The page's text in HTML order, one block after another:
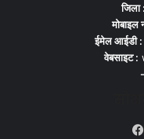
जिला :
मोबाइल
ईमेल आईडी :
वेबसाइट :